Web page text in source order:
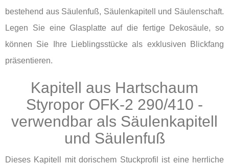
bestehend aus Säulenfuß, Säulenkapitell und Säulenschaft.
Legen Sie eine Glasplatte auf die fertige Dekosäule, so
können Sie Ihre Lieblingsstücke als exklusiven Blickfang
präsentieren.
Kapitell aus Hartschaum
Styropor OFK-2 290/410 -
verwendbar als Säulenkapitell
und Säulenfuß
Dieses Kapitell mit dorischem Stuckprofil ist eine herrliche